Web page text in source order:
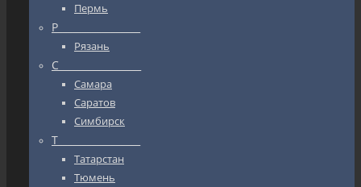
Пермь
Р_________________
Рязань
С_________________
Самара
Саратов
Симбирск
Т_________________
Татарстан
Тюмень